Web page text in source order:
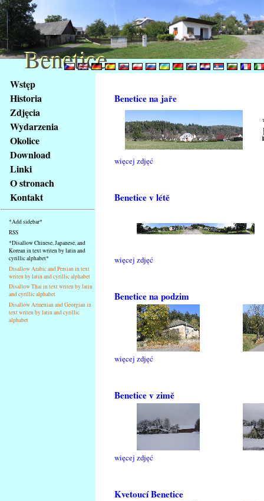
obsah
stránky
Klávesové
zkratky
tomto
webu
základní
Hlavní
strana
Wstęp
Historia
Zdjęcia
Wydarzenia
Okolice
Download
Linki
O stronach
Kontakt
*Add sidebar*
RSS
*Disallow Chinese, Japanese, and
Korean in text writen by latin and
cyrillic alphabet*
Disallow Arabic and Persian in text
writen by latin and cyrillic alphabet
Disallow Thai in text writen by latin
and cyrillic alphabet
Disallow Armenian and Georgian in
text writen by latin and cyrillic
alphabet
Benetice na jaře
więcej zdjęć
Benetice v létě
więcej zdjęć
Benetice na podzim
więcej zdjęć
Benetice v zimě
więcej zdjęć
Kvetoucí Benetice
Benetice
Benetice